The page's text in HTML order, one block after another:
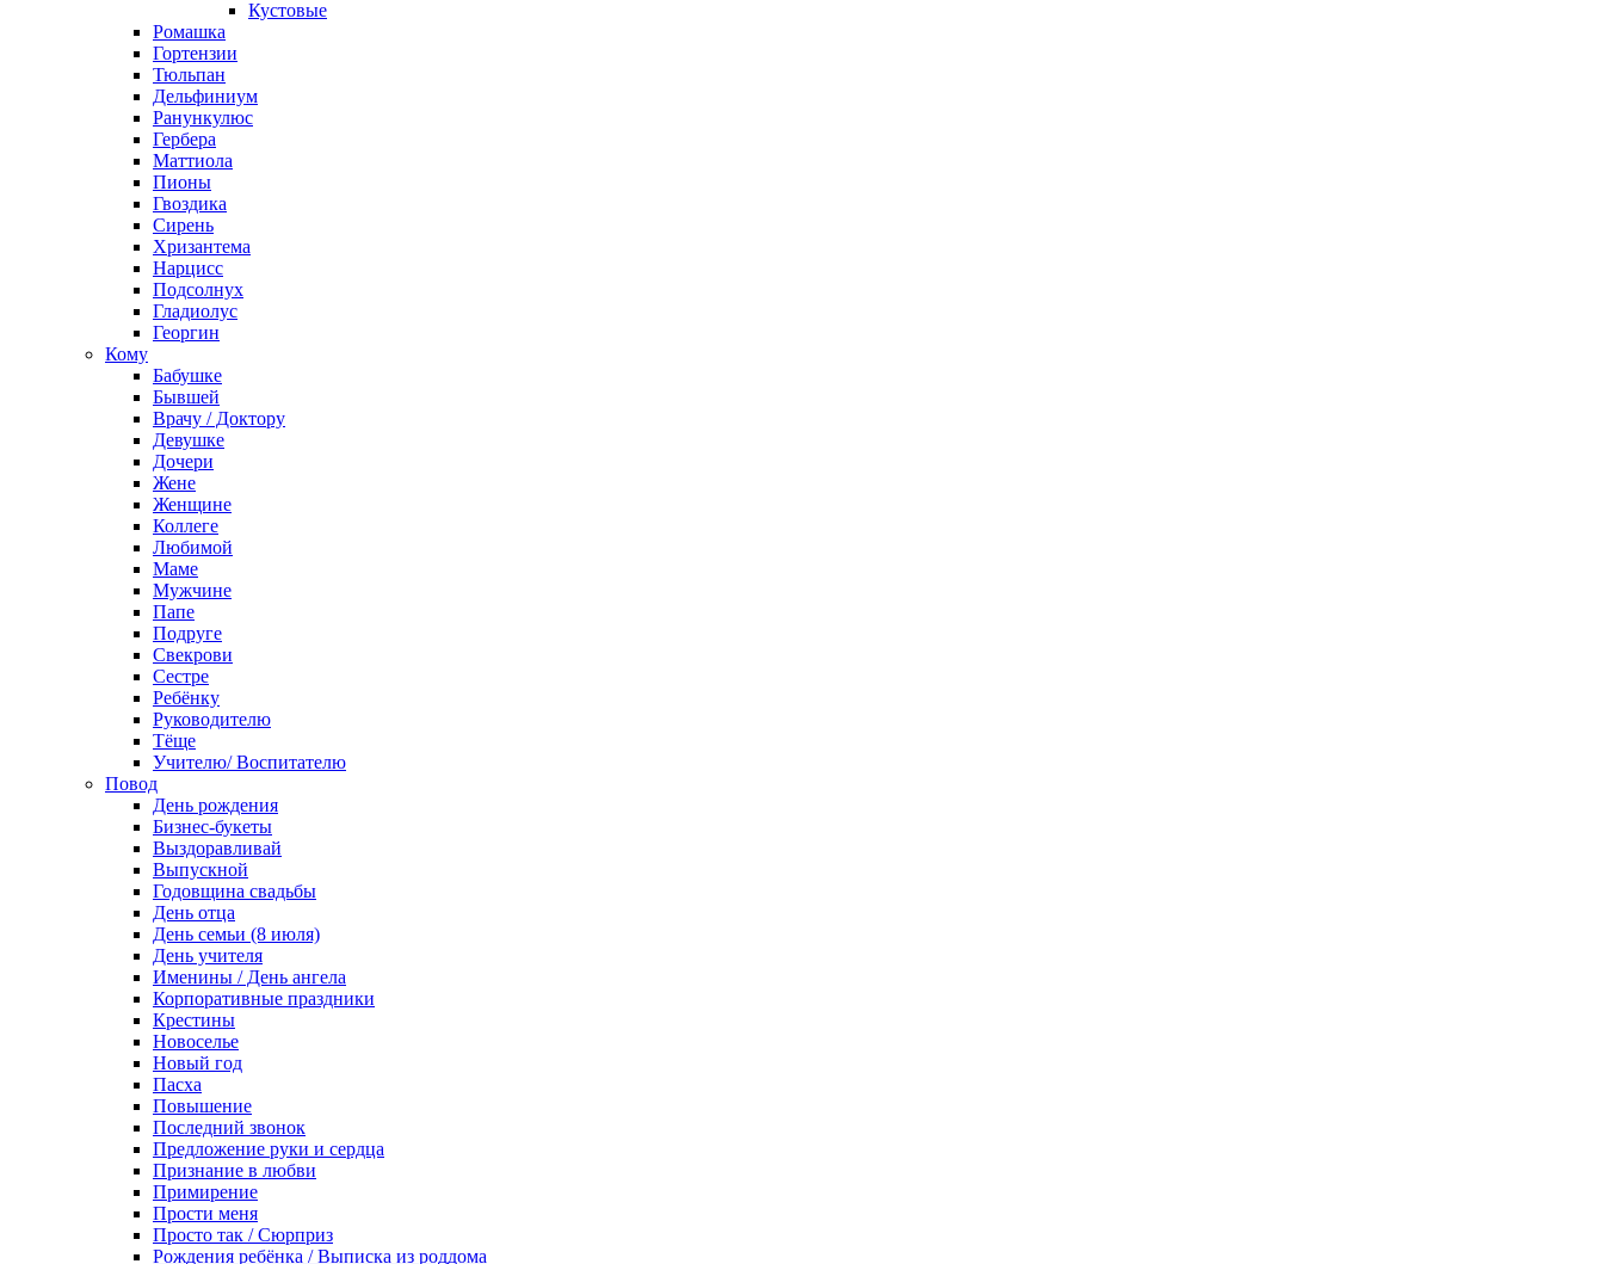
Кустовые
Ромашка
Гортензии
Тюльпан
Дельфиниум
Ранункулюс
Гербера
Маттиола
Пионы
Гвоздика
Сирень
Хризантема
Нарцисс
Подсолнух
Гладиолус
Георгин
Кому
Бабушке
Бывшей
Врачу / Доктору
Девушке
Дочери
Жене
Женщине
Коллеге
Любимой
Маме
Мужчине
Папе
Подруге
Свекрови
Сестре
Ребёнку
Руководителю
Тёще
Учителю/ Воспитателю
Повод
День рождения
Бизнес-букеты
Выздоравливай
Выпускной
Годовщина свадьбы
День отца
День семьи (8 июля)
День учителя
Именины / День ангела
Корпоративные праздники
Крестины
Новоселье
Новый год
Пасха
Повышение
Последний звонок
Предложение руки и сердца
Признание в любви
Примирение
Прости меня
Просто так / Сюрприз
Рождения ребёнка / Выписка из роддома